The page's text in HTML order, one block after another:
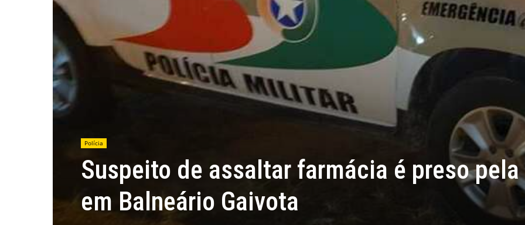
Polícia
Suspeito de assaltar farmácia é preso pela
em Balneário Gaivota